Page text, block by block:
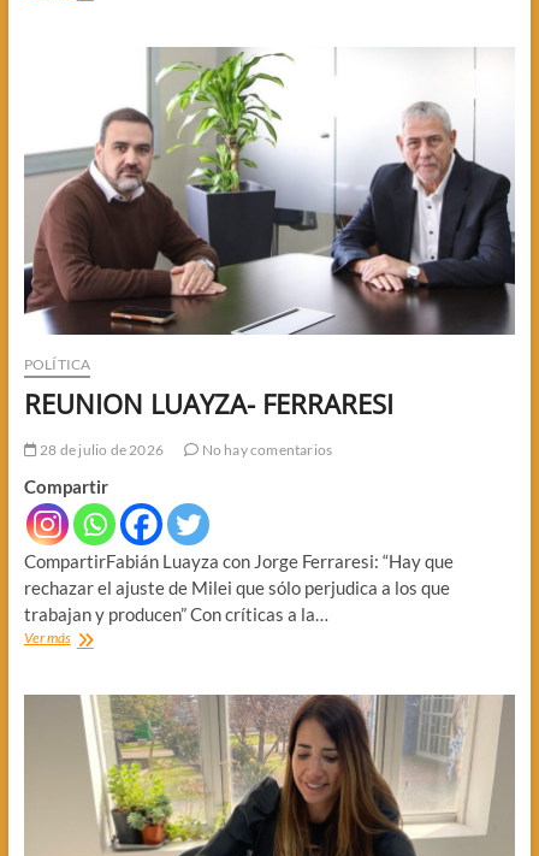
POLÍTICA
REUNION LUAYZA- FERRARESI
28 de julio de 2026 No hay comentarios
Compartir
CompartirFabián Luayza con Jorge Ferraresi: “Hay que
rechazar el ajuste de Milei que sólo perjudica a los que
trabajan y producen” Con críticas a la…
Ver másREUNION